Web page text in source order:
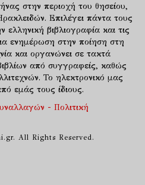
στην περιοχή του θησείου,
Επιλέγει πάντα τους
ελληνική βιβλιογραφία και τις
ενημέρωση στην ποίηση στη
και οργανώνει σε τακτά
από συγγραφείς, καθώς
Το ηλεκτρονικό μας
εμάς τους ίδιους.
- Πολιτική
All Rights Reserved.